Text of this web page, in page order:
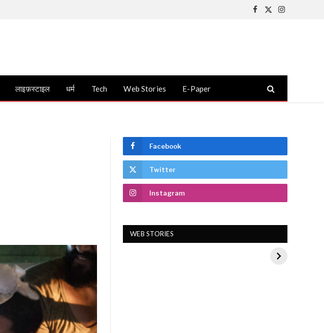
Facebook
X
Instagram
लाइफ़स्टाइल धर्म Tech Web Stories E-Paper
Facebook
Twitter
Instagram
WEB STORIES
जिन्होंने बाल कलाकार के
क्लासिक्स फ़िल्में हैं सभी की